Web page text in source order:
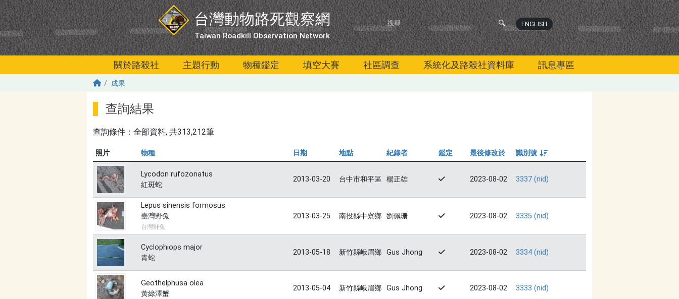
移至主內容
台灣動物路死觀察網
Taiwan Roadkill Observation Network
ENGLISH
關於路殺社 主題行動 物種鑑定 填空大賽 社區調查 系統化及路殺社資料庫 訊息專區
成果
查詢結果
查詢條件： 全部資料, 共313,212筆
照片 物種 日期 地點 紀錄者 鑑定 最後修改於
識別號
由大到小
Lycodon rufozonatus
紅斑蛇
2013-03-20 台中市和平區 楊正雄 2023-08-02 3337 (nid)
Lepus sinensis formosus
臺灣野兔
台灣野兔
2013-03-25 南投縣中寮鄉 劉佩珊 2023-08-02 3335 (nid)
Cyclophiops major
青蛇
2013-05-18 新竹縣峨眉鄉 Gus Jhong 2023-08-02 3334 (nid)
Geothelphusa olea
黃綠澤蟹
2013-05-04 新竹縣峨眉鄉 Gus Jhong 2023-08-02 3333 (nid)